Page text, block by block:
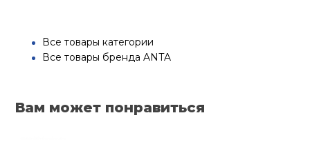
Все товары категории
Все товары бренда ANTA
Вам может понравиться